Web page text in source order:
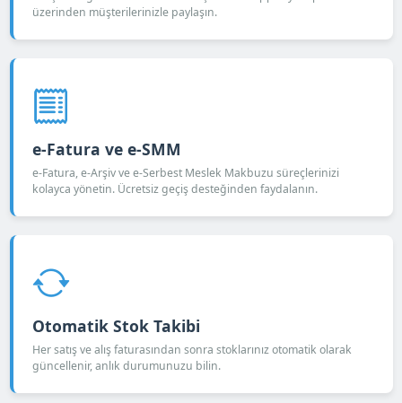
üzerinden müşterilerinizle paylaşın.
e-Fatura ve e-SMM
e-Fatura, e-Arşiv ve e-Serbest Meslek Makbuzu süreçlerinizi
kolayca yönetin. Ücretsiz geçiş desteğinden faydalanın.
Otomatik Stok Takibi
Her satış ve alış faturasından sonra stoklarınız otomatik olarak
güncellenir, anlık durumunuzu bilin.